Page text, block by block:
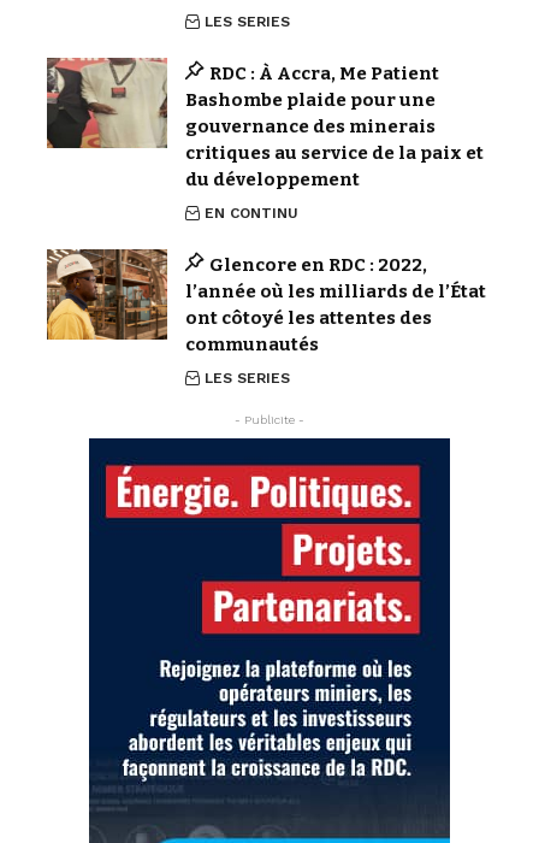
LES SERIES
RDC : À Accra, Me Patient
Bashombe plaide pour une
gouvernance des minerais
critiques au service de la paix et
du développement
EN CONTINU
Glencore en RDC : 2022,
l’année où les milliards de l’État
ont côtoyé les attentes des
communautés
LES SERIES
- Publicite -